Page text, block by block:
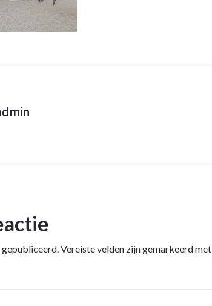
Vereiste velden zijn gemarkeerd met